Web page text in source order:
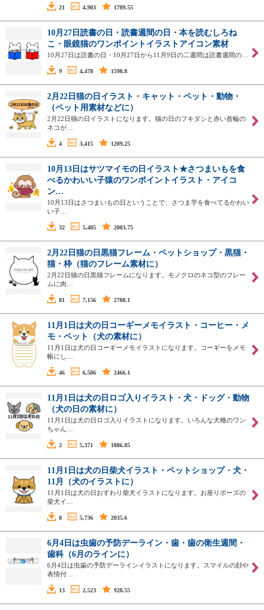
21 4,903 1789.55
10月27日読書の日・読書週間の日・本を読むしろね
こ・眼鏡猫のワンポイントイラストアイコン素材
10月27日は読書の日・10月27日から11月9日の二週間は読書週間の…
9 4,478 1598.8
2月22日猫の日イラスト・キャット・ペット・動物・
（ペット用素材などに）
2月22日猫の日イラストになります。猫の日のフキダシと赤い首輪の
ネコが…
4 3,415 1209.25
10月13日はサツマイモの日イラスト★さつまいもを食
べるかわいい子猿のワンポイントイラスト・アイコ
ン…
10月13日はさつまいもの日ということで、さつま芋を食べてるかわい
い子…
32 5,405 2003.75
2月22日猫の日黒猫フレーム・ペットショップ・黒猫・
猫・枠（猫のフレーム素材に）
2月22日猫の日黒猫フレームになります。モノクロのネコ型のフレー
ムに肉…
81 7,156 2788.1
11月1日は犬の日コーギーメモイラスト・コーヒー・メ
モ・ペット（犬の素材に）
11月1日は犬の日コーギーメモイラストになります。コーギーをメモ
帳にし…
46 6,586 2466.1
11月1日は犬の日ロゴ入りイラスト・犬・ドッグ・動物
（犬の日の素材に）
11月1日は犬の日ロゴ入りイラストになります。いろんな犬種のワン
ちゃん…
2 5,371 1886.85
11月1日は犬の日柴犬イラスト・ペットショップ・犬・
11月（犬のイラストに）
11月1日は犬の日おすわり柴犬イラストになります。お座りポーズの
柴犬イ…
8 5,736 2035.6
6月4日は虫歯の予防デーライン・歯・歯の衛生週間・
歯科（6月のラインに）
6月4日は虫歯の予防デーラインイラストになります。スマイルの顔や
表情付…
13 2,523 928.55